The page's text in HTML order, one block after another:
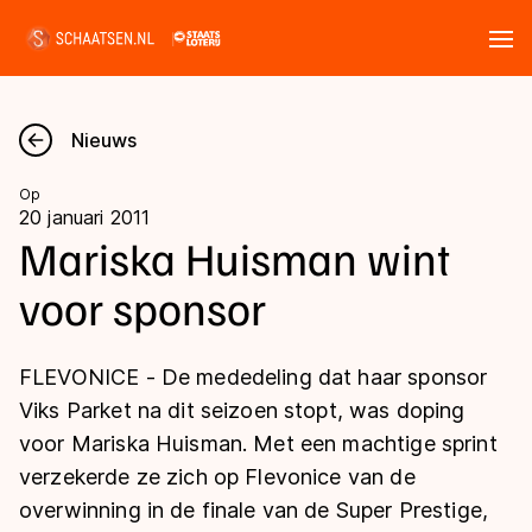
Nieuws
Kalender
Disciplines
Langebaan
Shorttrack
Inlineskaten
Uitslagen
Langebaan
Shorttrack
Marathon
Tijden & historie
Ranglijsten Langebaan
Nieuws
Op
20 januari 2011
Mariska Huisman wint
voor sponsor
FLEVONICE - De mededeling dat haar sponsor
Viks Parket na dit seizoen stopt, was doping
voor Mariska Huisman. Met een machtige sprint
verzekerde ze zich op Flevonice van de
overwinning in de finale van de Super Prestige,